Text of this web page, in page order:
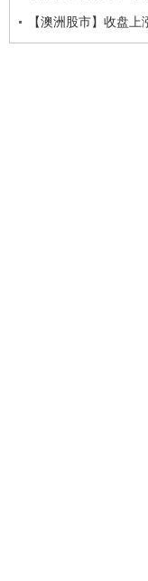
【澳洲股市】收盘